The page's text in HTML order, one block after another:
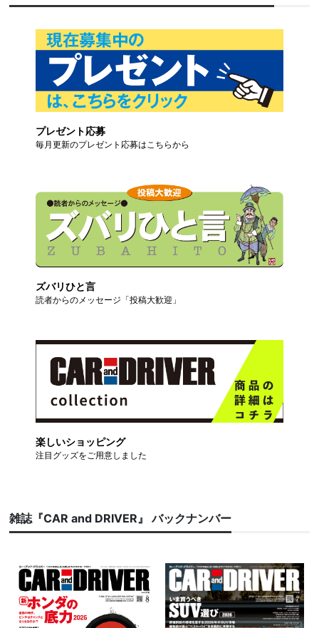
プレゼント応募
毎月更新のプレゼント応募はこちらから
ズバリひと言
読者からのメッセージ「投稿大歓迎」
楽しいショッピング
注目グッズをご用意しました
雑誌『CAR and DRIVER』 バックナンバー